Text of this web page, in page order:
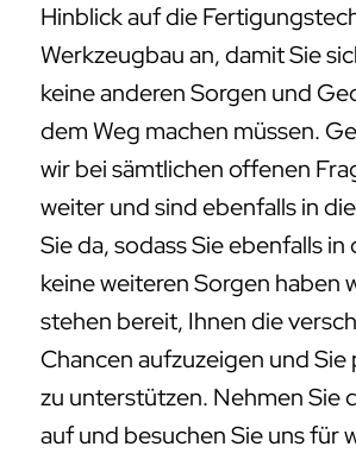
Hinblick auf die
Werkzeugbau an, damit Sie
keine anderen Sorgen und
dem Weg machen müssen.
wir bei sämtlichen offenen
weiter und sind ebenfalls in
Sie da, sodass Sie ebenfalls in
keine weiteren Sorgen haben
stehen bereit, Ihnen die
Chancen aufzuzeigen und Sie
zu unterstützen. Nehmen Sie
auf und besuchen Sie uns für